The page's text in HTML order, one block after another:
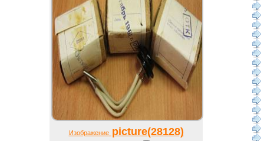
Изображениеpicture(28128)